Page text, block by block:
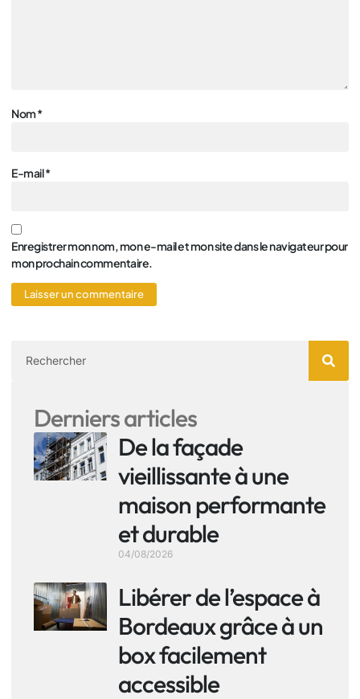
Nom*
E-mail*
Enregistrer mon nom, mon e-mail et mon site dans le navigateur pour
mon prochain commentaire.
Derniers articles
De la façade
vieillissante à une
maison performante
et durable
04/08/2026
Libérer de l’espace à
Bordeaux grâce à un
box facilement
accessible